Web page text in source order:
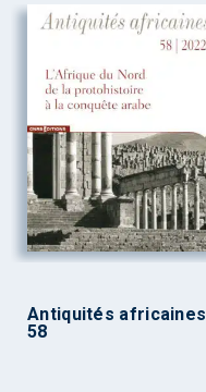
Antiquités africaines
58